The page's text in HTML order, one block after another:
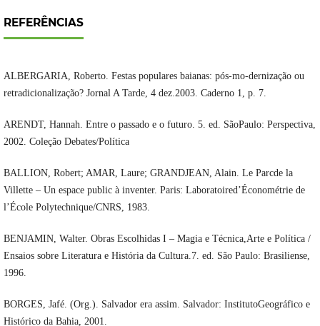
REFERÊNCIAS
ALBERGARIA, Roberto. Festas populares baianas: pós-mo-dernização ou
retradicionalização? Jornal A Tarde, 4 dez.2003. Caderno 1, p. 7.
ARENDT, Hannah. Entre o passado e o futuro. 5. ed. SãoPaulo: Perspectiva,
2002. Coleção Debates/Política
BALLION, Robert; AMAR, Laure; GRANDJEAN, Alain. Le Parcde la
Villette – Un espace public à inventer. Paris: Laboratoired’Économétrie de
l’École Polytechnique/CNRS, 1983.
BENJAMIN, Walter. Obras Escolhidas I – Magia e Técnica,Arte e Política /
Ensaios sobre Literatura e História da Cultura.7. ed. São Paulo: Brasiliense,
1996.
BORGES, Jafé. (Org.). Salvador era assim. Salvador: InstitutoGeográfico e
Histórico da Bahia, 2001.